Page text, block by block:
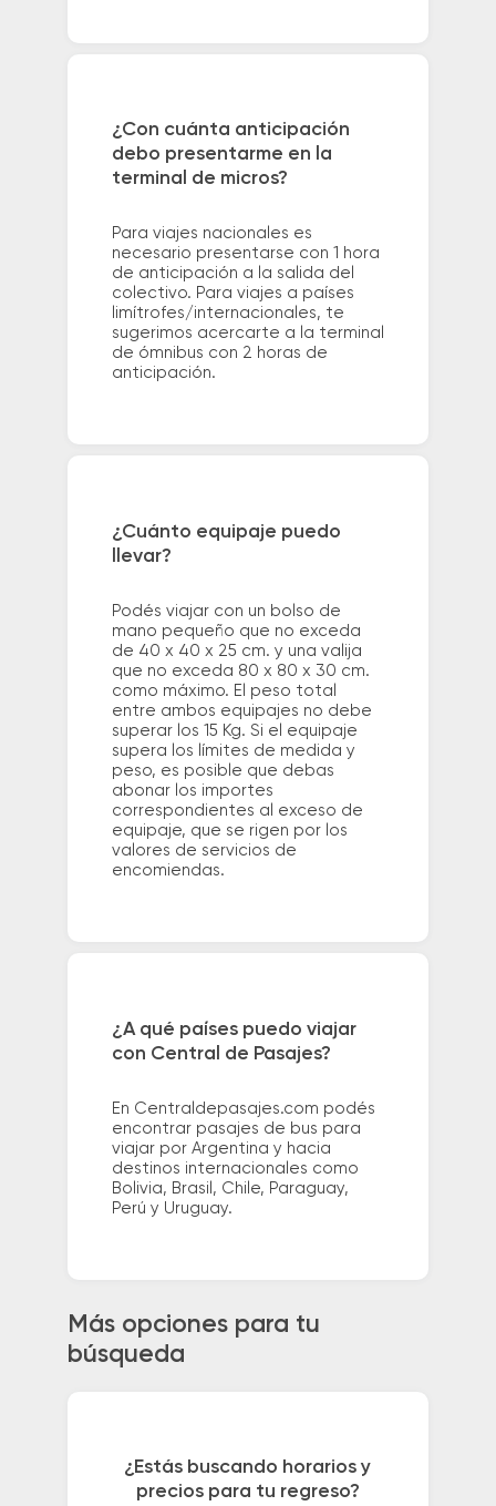
¿Con cuánta anticipación
debo presentarme en la
terminal de micros?
Para viajes nacionales es
necesario presentarse con 1 hora
de anticipación a la salida del
colectivo. Para viajes a países
limítrofes/internacionales, te
sugerimos acercarte a la terminal
de ómnibus con 2 horas de
anticipación.
¿Cuánto equipaje puedo
llevar?
Podés viajar con un bolso de
mano pequeño que no exceda
de 40 x 40 x 25 cm. y una valija
que no exceda 80 x 80 x 30 cm.
como máximo. El peso total
entre ambos equipajes no debe
superar los 15 Kg. Si el equipaje
supera los límites de medida y
peso, es posible que debas
abonar los importes
correspondientes al exceso de
equipaje, que se rigen por los
valores de servicios de
encomiendas.
¿A qué países puedo viajar
con Central de Pasajes?
En Centraldepasajes.com podés
encontrar pasajes de bus para
viajar por Argentina y hacia
destinos internacionales como
Bolivia, Brasil, Chile, Paraguay,
Perú y Uruguay.
Más opciones para tu
búsqueda
¿Estás buscando horarios y
precios para tu regreso?